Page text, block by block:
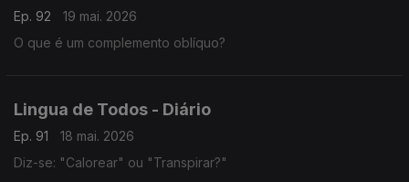
Ep. 92
19 mai. 2026
O que é um complemento oblíquo?
Lingua de Todos - Diário
Ep. 91
18 mai. 2026
Diz-se: "Calorear" ou "Transpirar?"